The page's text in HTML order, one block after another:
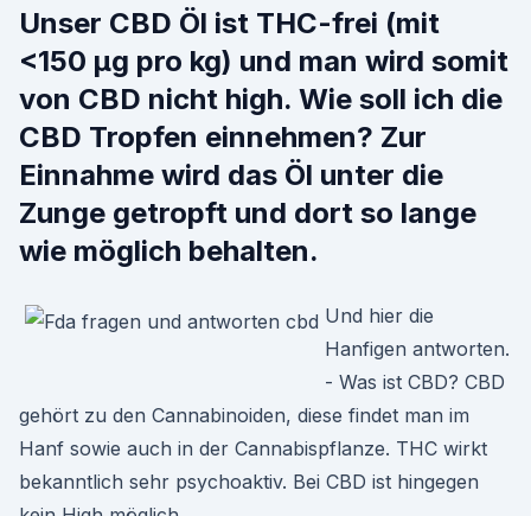
Unser CBD Öl ist THC-frei (mit
<150 µg pro kg) und man wird somit
von CBD nicht high. Wie soll ich die
CBD Tropfen einnehmen? Zur
Einnahme wird das Öl unter die
Zunge getropft und dort so lange
wie möglich behalten.
Und hier die
Hanfigen antworten.
- Was ist CBD? CBD
gehört zu den Cannabinoiden, diese findet man im
Hanf sowie auch in der Cannabispflanze. THC wirkt
bekanntlich sehr psychoaktiv. Bei CBD ist hingegen